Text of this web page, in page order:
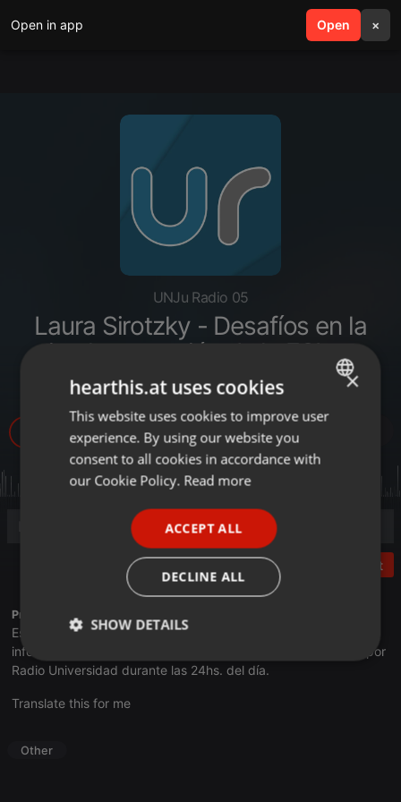
Open in app Open ×
search menu
UNJu Radio 05
Laura Sirotzky - Desafíos en la
implementación de la ESI en
tiempos de pandemia
Post
Profile description of UNJu Radio 05:
Espacio que busca complementar a través de la web el trabajo
informativo y el de producción de contenidos que se emiten por
Radio Universidad durante las 24hs. del día.
Translate this for me
Other
ENGLISH
GERMAN
×
hearthis.at uses cookies
This website uses cookies to improve user
experience. By using our website you
consent to all cookies in accordance with
our Cookie Policy. Read more
ACCEPT ALL
DECLINE ALL
SHOW DETAILS
Strictly
necessary
Targeting Functionality